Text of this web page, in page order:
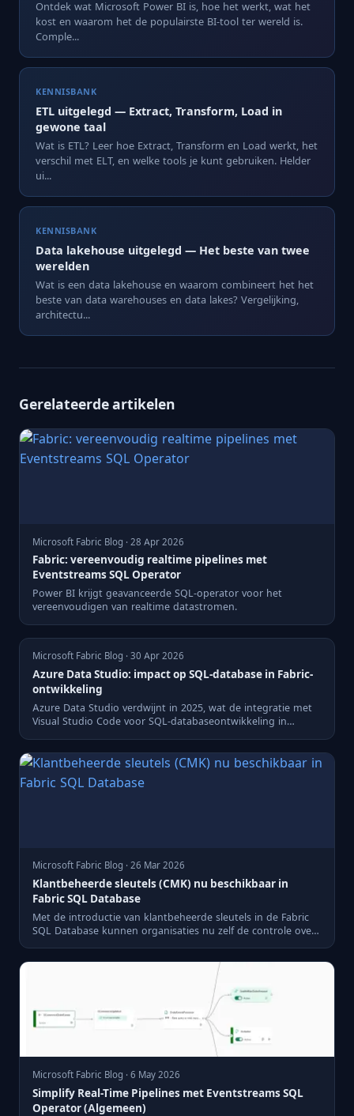
Ontdek wat Microsoft Power BI is, hoe het werkt, wat het
kost en waarom het de populairste BI-tool ter wereld is.
Comple...
KENNISBANK
ETL uitgelegd — Extract, Transform, Load in
gewone taal
Wat is ETL? Leer hoe Extract, Transform en Load werkt, het
verschil met ELT, en welke tools je kunt gebruiken. Helder
ui...
KENNISBANK
Data lakehouse uitgelegd — Het beste van twee
werelden
Wat is een data lakehouse en waarom combineert het het
beste van data warehouses en data lakes? Vergelijking,
architectu...
Gerelateerde artikelen
Microsoft Fabric Blog · 28 Apr 2026
Fabric: vereenvoudig realtime pipelines met
Eventstreams SQL Operator
Power BI krijgt geavanceerde SQL-operator voor het
vereenvoudigen van realtime datastromen.
Microsoft Fabric Blog · 30 Apr 2026
Azure Data Studio: impact op SQL-database in Fabric-
ontwikkeling
Azure Data Studio verdwijnt in 2025, wat de integratie met
Visual Studio Code voor SQL-databaseontwikkeling in
Microsoft Fabric Blog · 26 Mar 2026
Klantbeheerde sleutels (CMK) nu beschikbaar in
Fabric SQL Database
Met de introductie van klantbeheerde sleutels in de Fabric
SQL Database kunnen organisaties nu zelf de controle over
Microsoft Fabric Blog · 6 May 2026
Simplify Real-Time Pipelines met Eventstreams SQL
Operator (Algemeen)